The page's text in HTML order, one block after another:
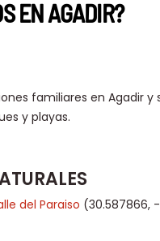
EN AGADIR?
familiares en Agadir y
y playas.
del Paraiso (30.587866,